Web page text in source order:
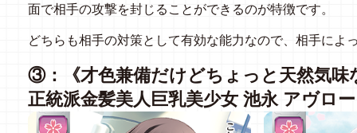
面で相手の攻撃を封じることができるのが特徴です。
どちらも相手の対策として有効な能力なので、相手によ
③：《才色兼備だけどちょっと天然気味
正統派金髪美人巨乳美少女 池永 アヴロ